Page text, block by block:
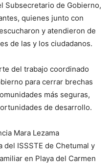
Subsecretario de Gobierno,
quienes junto con
y atendieron de
de las y los ciudadanos.
del trabajo coordinado
para cerrar brechas
más seguras,
de desarrollo.
Mara Lezama
ISSSTE de Chetumal y
en Playa del Carmen